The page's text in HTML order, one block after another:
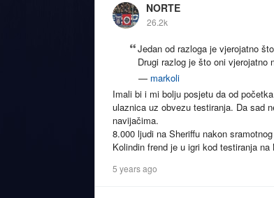
NORTE
26.2k
Jedan od razloga je vjerojatno
Drugi razlog je što oni vjerojatno
— markoli
Imali bi i mi bolju posjetu da od
ulaznica uz obvezu testiranja. Da sad
navijačima.
8.000 ljudi na Sheriffu nakon
Kolindin frend je u igri kod testiranja na
5 years ago